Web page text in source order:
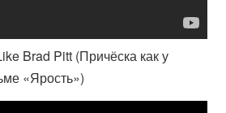
Brad Pitt (Причёска как у
«Ярость»)